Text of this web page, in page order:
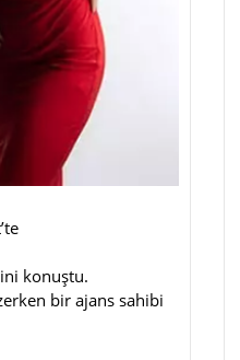
konuştu.
bir ajans sahibi